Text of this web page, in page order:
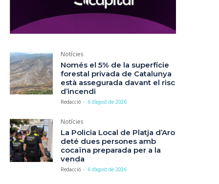
Notícies
Només el 5% de la superfície
forestal privada de Catalunya
està assegurada davant el risc
d’incendi
Redacció - 6 d'agost de 2026
Notícies
La Policia Local de Platja d’Aro
deté dues persones amb
cocaïna preparada per a la
venda
Redacció - 6 d'agost de 2026